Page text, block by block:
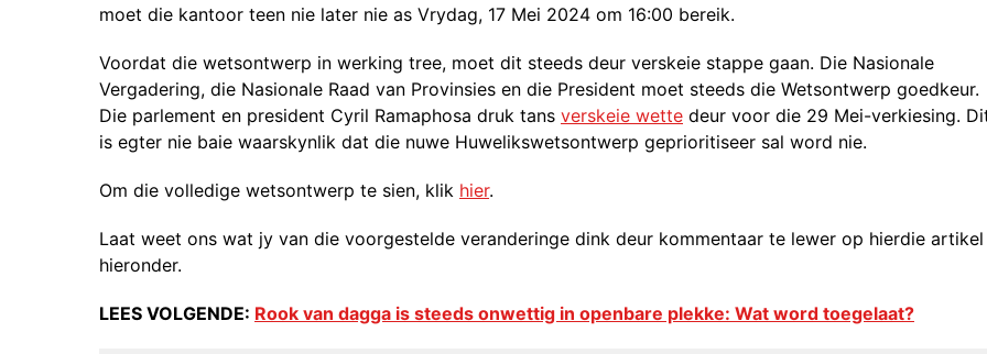
moet die kantoor teen nie later nie as Vrydag, 17 Mei 2024 om 16:00 bereik.
Voordat die wetsontwerp in werking tree, moet dit steeds deur verskeie stappe gaan. Die Nasionale
Vergadering, die Nasionale Raad van Provinsies en die President moet steeds die Wetsontwerp goedkeur.
Die parlement en president Cyril Ramaphosa druk tans verskeie wette deur voor die 29 Mei-verkiesing.
is egter nie baie waarskynlik dat die nuwe Huwelikswetsontwerp geprioritiseer sal word nie.
Om die volledige wetsontwerp te sien, klik hier.
Laat weet ons wat jy van die voorgestelde veranderinge dink deur kommentaar te lewer op hierdie artikel
hieronder.
LEES VOLGENDE: Rook van dagga is steeds onwettig in openbare plekke: Wat word toegelaat?